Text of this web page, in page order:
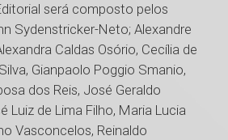
será composto pelos
Sydenstricker-Neto; Alexandre
Caldas Osório, Cecília de
Gianpaolo Poggio Smanio,
dos Reis, José Geraldo
Luiz de Lima Filho, Maria Lucia
Vasconcelos, Reinaldo